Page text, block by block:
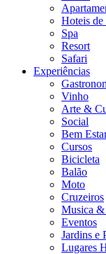
Hoteis de
Spa
Resort
Safari
Experiências
Vinho
Arte &
Social
Bem
Cursos
Bicicleta
Balão
Moto
Cruzeiros
Musica
Eventos
Jardins e
Lugares